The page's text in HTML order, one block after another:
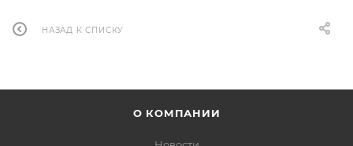
НАЗАД К СПИСКУ
О КОМПАНИИ